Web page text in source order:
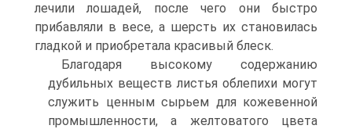
лечили лошадей, после чего они быстро
прибавляли в весе, а шерсть их становилась
гладкой и приобретала красивый блеск.
Благодаря высокому содержанию
дубильных веществ листья облепихи могут
служить ценным сырьем для кожевенной
промышленности, а желтоватого цвета